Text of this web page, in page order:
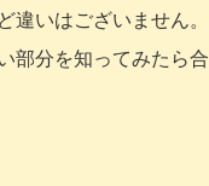
違いはございません。
部分を知ってみたら